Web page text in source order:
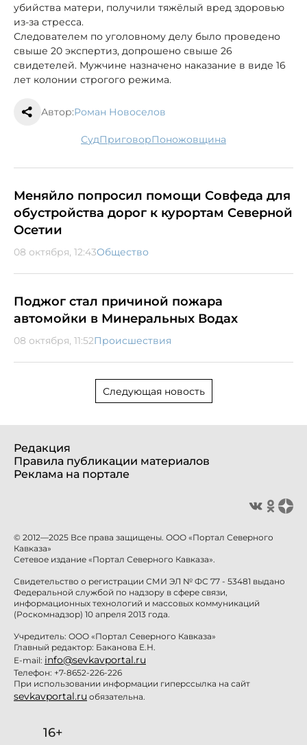
убийства матери, получили тяжёлый вред здоровью
из-за стресса.
Следователем по уголовному делу было проведено
свыше 20 экспертиз, допрошено свыше 26
свидетелей. Мужчине назначено наказание в виде 16
лет колонии строгого режима.
Автор:Роман Новоселов
суд приговор поножовщина
Меняйло попросил помощи Совфеда для
обустройства дорог к курортам Северной
Осетии
08 октября, 12:43Общество
Поджог стал причиной пожара
автомойки в Минеральных Водах
08 октября, 11:52Происшествия
Следующая новость
Редакция
Правила публикации материалов
Реклама на портале
© 2012—2025 Все права защищены. ООО «Портал Северного
Кавказа»
Сетевое издание «Портал Северного Кавказа».
Свидетельство о регистрации СМИ ЭЛ № ФС 77 - 53481 выдано
Федеральной службой по надзору в сфере связи,
информационных технологий и массовых коммуникаций
(Роскомнадзор) 10 апреля 2013 года.
Учредитель: ООО «Портал Северного Кавказа»
Главный редактор: Баканова Е.Н.
E-mail: info@sevkavportal.ru
Телефон: +7-8652-226-226
При использовании информации гиперссылка на сайт
sevkavportal.ru обязательна.
16+